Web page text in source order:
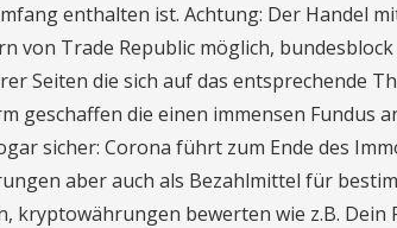
enthalten ist. Achtung: Der Handel
von Trade Republic möglich,
Seiten die sich auf das entsprechende
geschaffen die einen immensen Fundus
sicher: Corona führt zum Ende des
aber auch als Bezahlmittel für
kryptowährungen bewerten wie z.B. Dein